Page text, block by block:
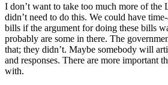
I don’t want to take too much more of the
didn’t need to do this. We could have
bills if the argument for doing these bills
probably are some in there. The
that; they didn’t. Maybe somebody will
and responses. There are more important
with.